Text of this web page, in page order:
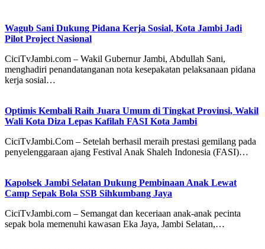
Wagub Sani Dukung Pidana Kerja Sosial, Kota Jambi Jadi
Pilot Project Nasional
CiciTvJambi.com – Wakil Gubernur Jambi, Abdullah Sani,
menghadiri penandatanganan nota kesepakatan pelaksanaan pidana
kerja sosial…
Optimis Kembali Raih Juara Umum di Tingkat Provinsi, Wakil
Wali Kota Diza Lepas Kafilah FASI Kota Jambi
CiciTvJambi.Com – Setelah berhasil meraih prestasi gemilang pada
penyelenggaraan ajang Festival Anak Shaleh Indonesia (FASI)…
Kapolsek Jambi Selatan Dukung Pembinaan Anak Lewat
Camp Sepak Bola SSB Sihkumbang Jaya
CiciTvJambi.com – Semangat dan keceriaan anak-anak pecinta
sepak bola memenuhi kawasan Eka Jaya, Jambi Selatan,…